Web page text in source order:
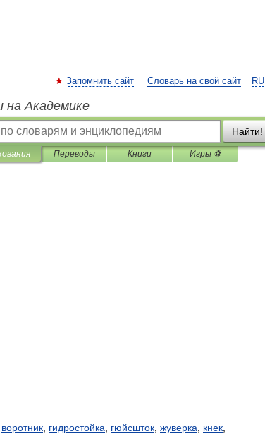
RU
Запомнить сайт Словарь на свой сайт
на Академике
Найти!
Переводы Книги Игры ⚽
воротник гидростойка гюйсшток жуверка кнек